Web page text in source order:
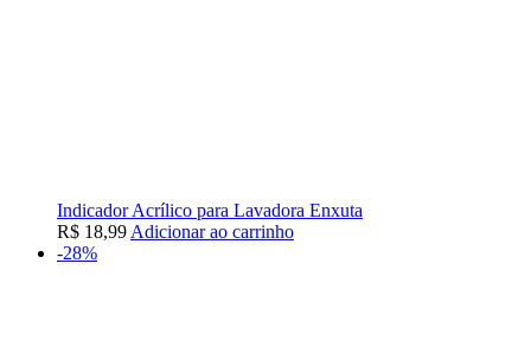
Indicador Acrílico para Lavadora Enxuta
R$ 18,99 Adicionar ao carrinho
-28%